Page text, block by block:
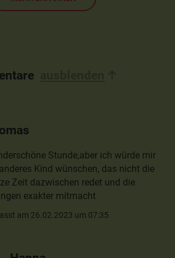
Stunde,aber ich würde mir
Kind wünschen, das nicht die
Zeit dazwischen redet und die
exakter mitmacht
am 26.02.2023 um 07:35